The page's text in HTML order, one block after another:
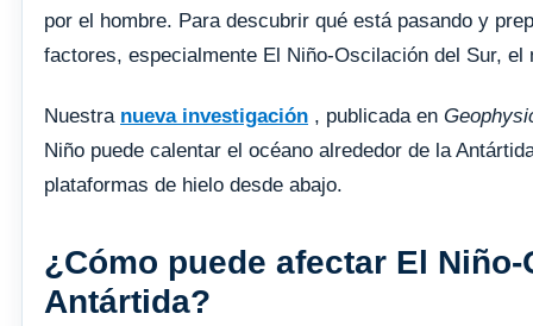
por el hombre. Para descubrir qué está pasando y
factores, especialmente El Niño-Oscilación del Sur,
Nuestra nueva investigación , publicada en
Niño puede calentar el océano alrededor de la
plataformas de hielo desde abajo.
¿Cómo puede afectar El
Antártida?